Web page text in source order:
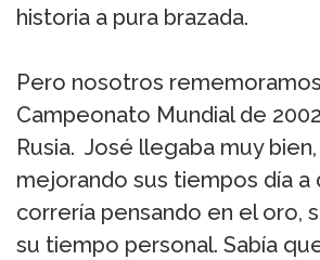
historia a pura brazada.
Pero nosotros
Campeonato Mundial de
Rusia. José llegaba muy
mejorando sus tiempos día a
correría pensando en el oro,
su tiempo personal. Sabía